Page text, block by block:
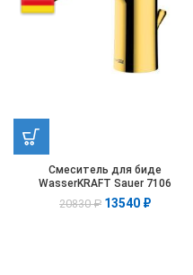
Смеситель для биде
WasserKRAFT Sauer 7106
20830₽ 13540 ₽